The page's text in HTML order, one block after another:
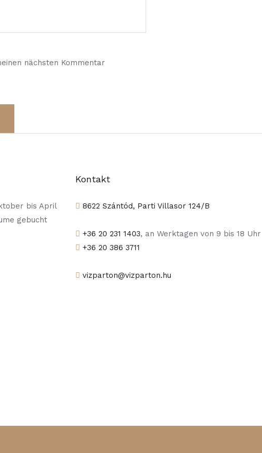
nächsten Kommentar
bis April
gebucht
Kontakt
8622 Szántód, Parti Villasor 124/B
+36 20 231 1403, an Werktagen von 9 bis 18 Uhr
+36 20 386 3711
vizparton@vizparton.hu